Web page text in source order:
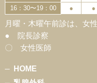
16：30〜19：00
● ●
月曜・木曜午前診は、女
● 院長診察
〇 女性医師
HOME